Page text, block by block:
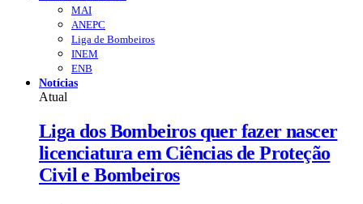
MAI
ANEPC
Liga de Bombeiros
INEM
ENB
Notícias
Atual
Liga dos Bombeiros quer fazer nascer
licenciatura em Ciências de Proteção
Civil e Bombeiros